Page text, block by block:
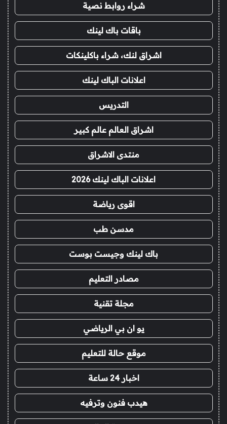
شراء روابط نصية
باقات باك لينك
اشراق لنك، شراء باكلينكات
اعلانات الباك لينك
التدريس
اشراق العالم عالم كبير
منتدى الاشراق
اعلانات الباك لينك 2026
اقوى رياضة
مدسن طب
باك لينك وجيست بوست
مصادر التعليم
مجلة تقنية
يو ان بي الرياضي
موقع حالة للتعليم
اخبار 24 ساعة
هيدب فنون وترفيه